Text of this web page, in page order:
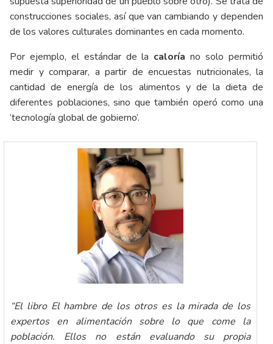
construcciones sociales, así que van cambiando y dependen
de los valores culturales dominantes en cada momento.
Por ejemplo, el estándar de la caloría no solo permitió
medir y comparar, a partir de encuestas nutricionales, la
cantidad de energía de los alimentos y de la dieta de
diferentes poblaciones, sino que también operó como una
‘tecnología global de gobierno’.
“El libro El hambre de los otros es la mirada de los
expertos en alimentación sobre lo que come la
población. Ellos no están evaluando su propia